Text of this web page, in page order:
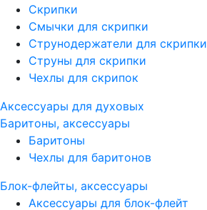
Скрипки
Смычки для скрипки
Струнодержатели для скрипки
Струны для скрипки
Чехлы для скрипок
Аксессуары для духовых
Баритоны, аксессуары
Баритоны
Чехлы для баритонов
Блок-флейты, аксессуары
Аксессуары для блок-флейт